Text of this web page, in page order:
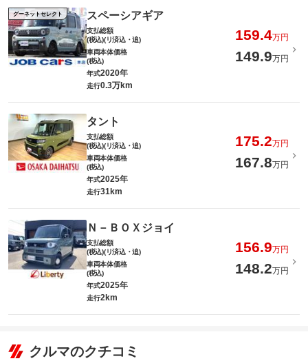
グーネットセレクト スペーシアギア
支払総額
(税込)(リ済込・追)
159.4万円
車両本体価格
(税込)
149.9万円
年式2020年
走行0.3万km
タント
支払総額
(税込)(リ済込・追)
175.2万円
車両本体価格
(税込)
167.8万円
年式2025年
走行31km
Ｎ－ＢＯＸジョイ
支払総額
(税込)(リ済込・追)
156.9万円
車両本体価格
(税込)
148.2万円
年式2025年
走行2km
クルマのクチコミ